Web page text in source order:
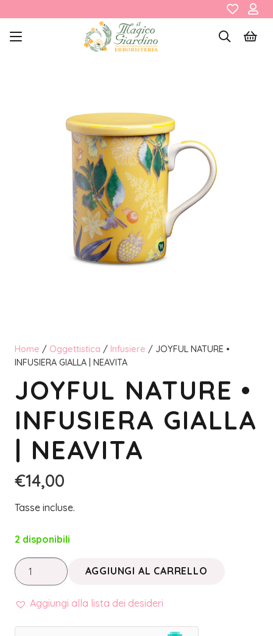
Home / Oggettistica / Infusiere / JOYFUL NATURE •
INFUSIERA GIALLA | NEAVITA
JOYFUL NATURE •
INFUSIERA GIALLA
| NEAVITA
€14,00
Tasse incluse.
2 disponibili
JOYFUL
NATURE
•
AGGIUNGI AL CARRELLO
Aggiungi alla lista dei desideri